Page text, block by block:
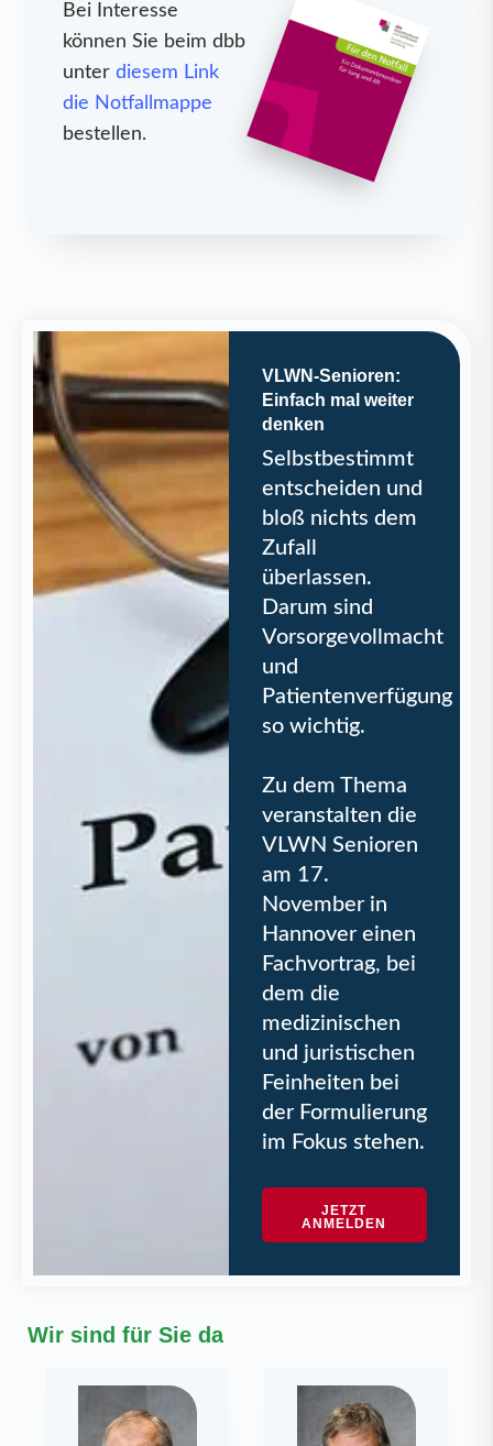
Bei Interesse
können Sie beim dbb
unter diesem Link
die Notfallmappe
bestellen.
VLWN-Senioren:
Einfach mal weiter
denken
Selbstbestimmt
entscheiden und
bloß nichts dem
Zufall
überlassen.
Darum sind
Vorsorgevollmacht
und
Patientenverfügung
so wichtig.
Zu dem Thema
veranstalten die
VLWN Senioren
am 17.
November in
Hannover einen
Fachvortrag, bei
dem die
medizinischen
und juristischen
Feinheiten bei
der Formulierung
im Fokus stehen.
JETZT
ANMELDEN
Wir sind für Sie da